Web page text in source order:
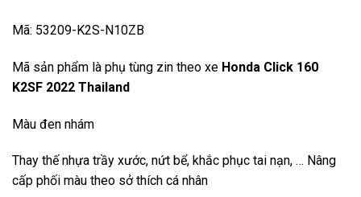
Mã: 53209-K2S-N10ZB
Mã sản phẩm là phụ tùng zin theo xe Honda Click 160
K2SF 2022 Thailand
Màu đen nhám
Thay thế nhựa trầy xước, nứt bể, khắc phục tai nạn, … Nâng
cấp phối màu theo sở thích cá nhân